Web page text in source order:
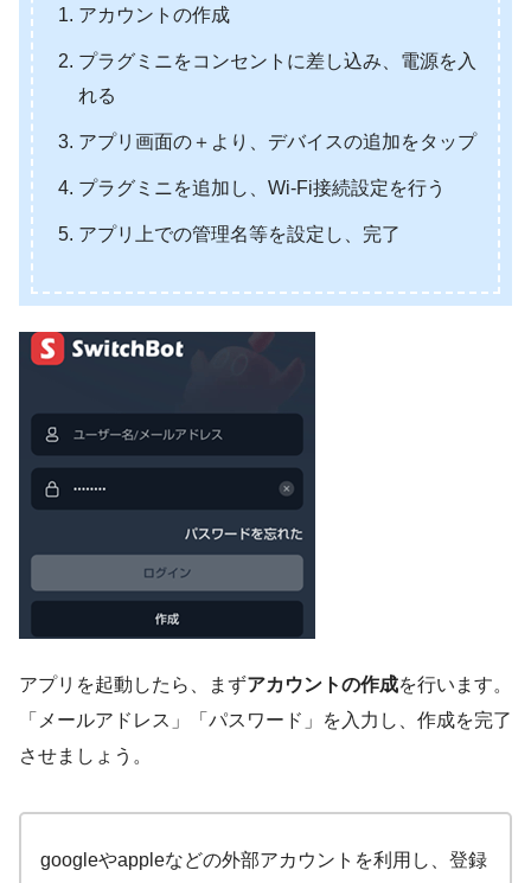
アカウントの作成
プラグミニをコンセントに差し込み、電源を入
れる
アプリ画面の＋より、デバイスの追加をタップ
プラグミニを追加し、Wi-Fi接続設定を行う
アプリ上での管理名等を設定し、完了
アプリを起動したら、まずアカウントの作成を行います。
「メールアドレス」「パスワード」を入力し、作成を完了
させましょう。
googleやappleなどの外部アカウントを利用し、登録